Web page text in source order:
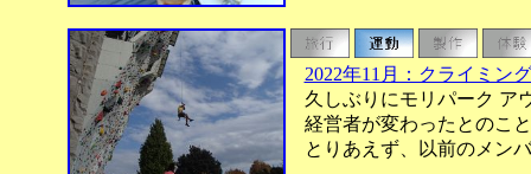
2022年11月：クライミ
久しぶりにモリパーク ア
経営者が変わったとのこ
とりあえず、以前のメン